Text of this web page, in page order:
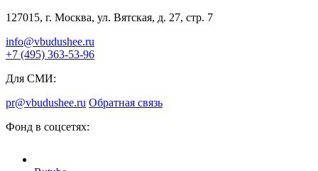
127015, г. Москва, ул. Вятская, д. 27, стр. 7
info@vbudushee.ru
+7 (495) 363-53-96
Для СМИ:
pr@vbudushee.ru Обратная связь
Фонд в соцсетях: